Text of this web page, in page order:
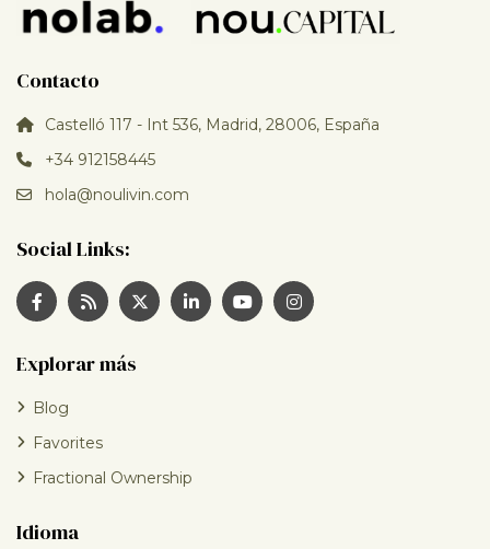
Contacto
Castelló 117 - Int 536, Madrid, 28006, España
+34 912158445
hola@noulivin.com
Social Links:
Explorar más
Blog
Favorites
Fractional Ownership
Idioma